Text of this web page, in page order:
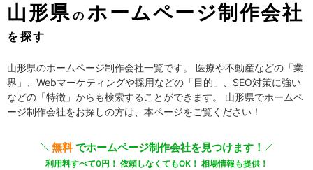
山形県 の ホームページ制作会社
を探す
山形県のホームページ制作会社一覧です。 医療や不動産などの「業
界」、Webマーケティングや採用などの「目的」、SEO対策に強い
などの「特徴」からも検索することができます。 山形県でホームペ
ージ制作会社をお探しの方は、本ページをご覧ください！
無料でホームページ制作会社を見つけます！
利用料すべて0円！ 依頼しなくてもOK！ 相場情報も提供！